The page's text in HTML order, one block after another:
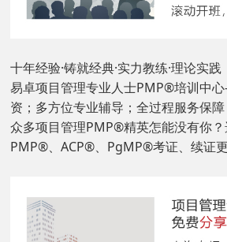
十年经验·铸就经典·实力教练·理论实践
易卓项目管理专业人士PMP®培训中
资；多方位专业辅导；全过程服务保障
众多项目管理PMP®精英怎能没有你
PMP®、ACP®、PgMP®考证、续证更